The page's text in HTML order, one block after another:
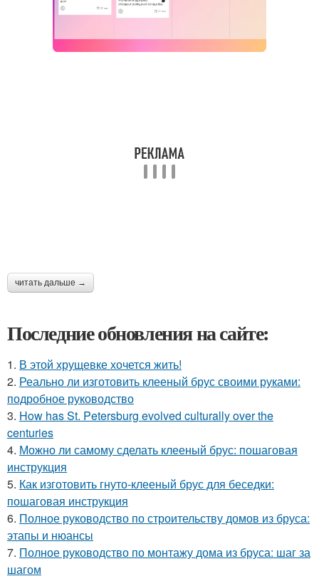
читать дальше →
Последние обновления на сайте:
1. В этой хрущевке хочется жить!
2. Реально ли изготовить клееный брус своими руками:
подробное руководство
3. How has St. Petersburg evolved culturally over the
centuries
4. Можно ли самому сделать клееный брус: пошаговая
инструкция
5. Как изготовить гнуто-клееный брус для беседки:
пошаговая инструкция
6. Полное руководство по строительству домов из бруса:
этапы и нюансы
7. Полное руководство по монтажу дома из бруса: шаг за
шагом